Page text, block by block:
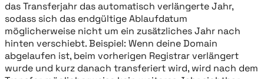
das Transferjahr das automatisch verlängerte Jahr,
sodass sich das endgültige Ablaufdatum
möglicherweise nicht um ein zusätzliches Jahr nach
hinten verschiebt. Beispiel: Wenn deine Domain
abgelaufen ist, beim vorherigen Registrar verlängert
wurde und kurz danach transferiert wird, wird nach dem